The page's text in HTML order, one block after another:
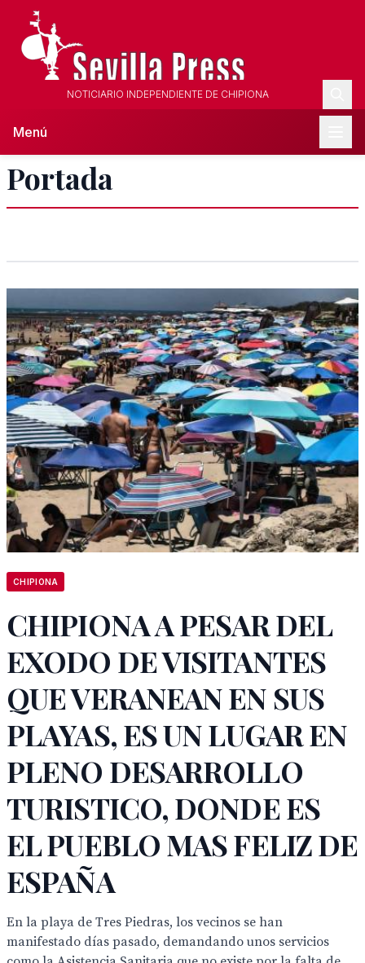
NOTICIARIO INDEPENDIENTE DE CHIPIONA
Menú
Portada
CHIPIONA
CHIPIONA A PESAR DEL
EXODO DE VISITANTES
QUE VERANEAN EN SUS
PLAYAS, ES UN LUGAR EN
PLENO DESARROLLO
TURISTICO, DONDE ES
EL PUEBLO MAS FELIZ DE
ESPAÑA
En la playa de Tres Piedras, los vecinos se han
manifestado días pasado, demandando unos servicios